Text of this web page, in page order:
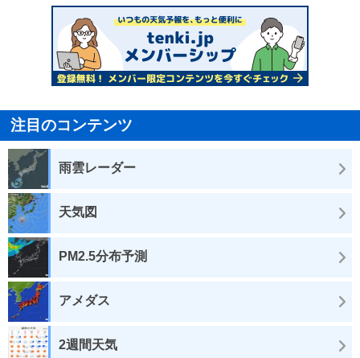
注目のコンテンツ
雨雲レーダー
天気図
PM2.5分布予測
アメダス
2週間天気